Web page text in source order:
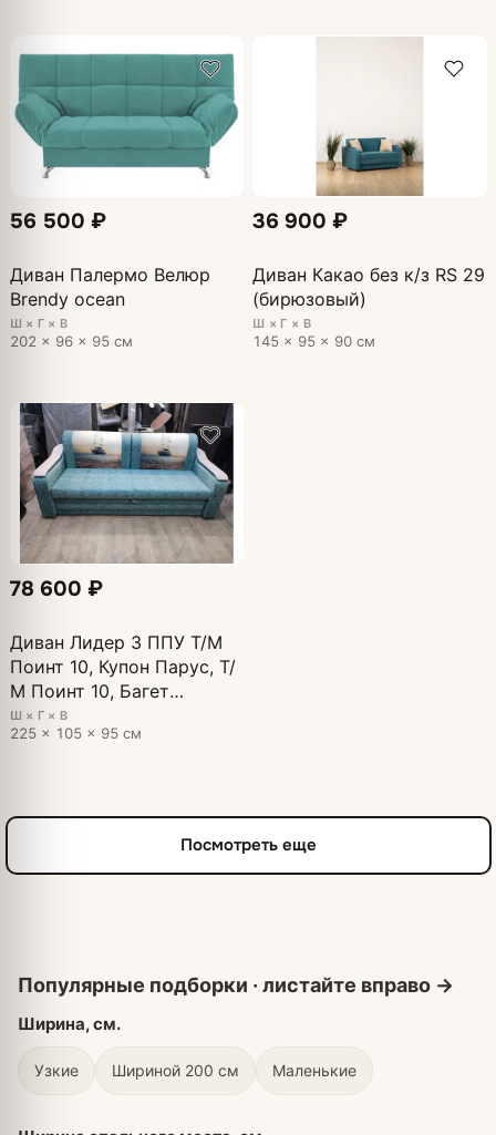
56 500 ₽
Диван Палермо Велюр
Brendy ocean
Ш × Г × В
202 × 96 × 95 см
36 900 ₽
Диван Какао без к/з RS 29
(бирюзовый)
Ш × Г × В
145 × 95 × 90 см
78 600 ₽
Диван Лидер 3 ППУ Т/М
Поинт 10, Купон Парус, Т/
М Поинт 10, Багет
Ступенька (дуб беленый)
Ш × Г × В
225 × 105 × 95 см
Посмотреть еще
Ширина, см.
Узкие Шириной 200 см Маленькие